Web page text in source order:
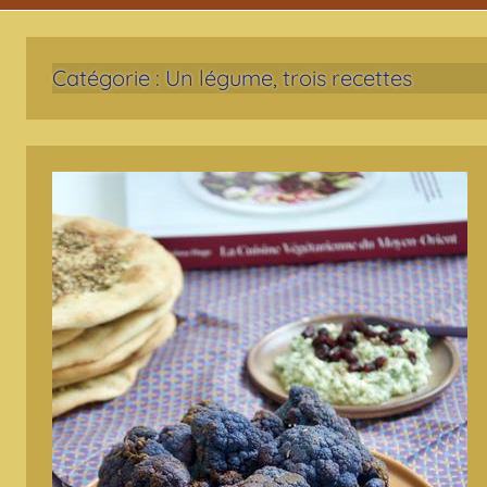
Catégorie : Un légume, trois recettes